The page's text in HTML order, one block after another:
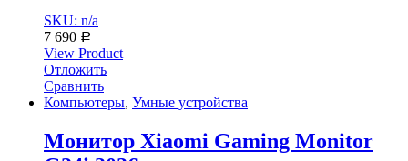
SKU: n/a
7 690 Р
View Product
Отложить
Сравнить
Компьютеры, Умные устройства
Монитор Xiaomi Gaming Monitor